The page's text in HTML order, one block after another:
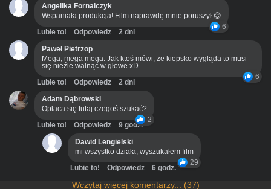
Angelika Fornalczyk
Wspaniała produkcja! Film naprawdę mnie poruszył 😊
6
Lubie to! Odpowiedz
2 dni
Paweł Pietrzop
Mega, mega mega. Jak ktoś mówi, że kiepsko wygląda to musi
się nieźle walnąć w głowe xD
6
Lubie to! Odpowiedz
2 dni
Adam Dąbrowski
Opłaca się tutaj czegoś szukać?
2
Lubie to! Odpowiedz
9 godz.
Dawid Lengielski
mi wszystko działa, wyszukałem film
29
Lubie to! Odpowiedz 6 godz.
Wczytaj więcej komentarzy... (37)